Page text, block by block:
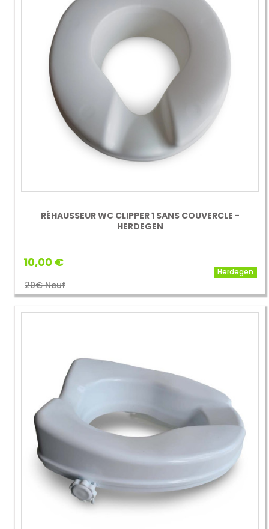
RÉHAUSSEUR WC CLIPPER 1 SANS COUVERCLE -
HERDEGEN
10,00 €
20€ Neuf
Herdegen